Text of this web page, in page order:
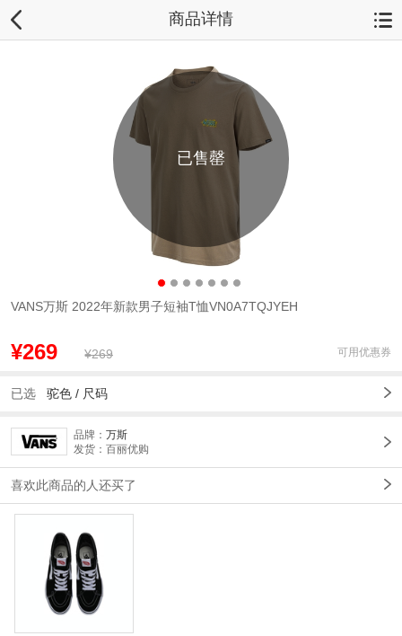
商品详情
已售罄
VANS万斯 2022年新款男子短袖T恤VN0A7TQJYEH
¥269 ¥269 可用优惠券
已选 驼色 / 尺码
品牌： 万斯
发货：百丽优购
喜欢此商品的人还买了